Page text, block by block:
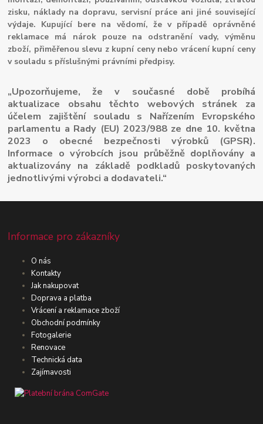
zisku, náklady na dopravu, servisní práce ani jiné související
výdaje. Kupující bere na vědomí, že v případě oprávněné
reklamace má nárok pouze na odstranění vady, výměnu
zboží, přiměřenou slevu z kupní ceny nebo vrácení kupní ceny
v souladu s příslušnými právními předpisy.
„Upozorňujeme, že v současné době probíhá
aktualizace obsahu těchto webových stránek za
účelem zajištění souladu s Nařízením Evropského
parlamentu a Rady (EU) 2023/988 ze dne 10. května
2023 o obecné bezpečnosti výrobků (GPSR).
Informace o výrobcích jsou průběžně doplňovány a
aktualizovány na základě podkladů poskytovaných
jednotlivými výrobci a dodavateli.“
Informace pro zákazníky
O nás
Kontakty
Jak nakupovat
Doprava a platba
Vrácení a reklamace zboží
Obchodní podmínky
Fotogalerie
Renovace
Technická data
Zajímavosti